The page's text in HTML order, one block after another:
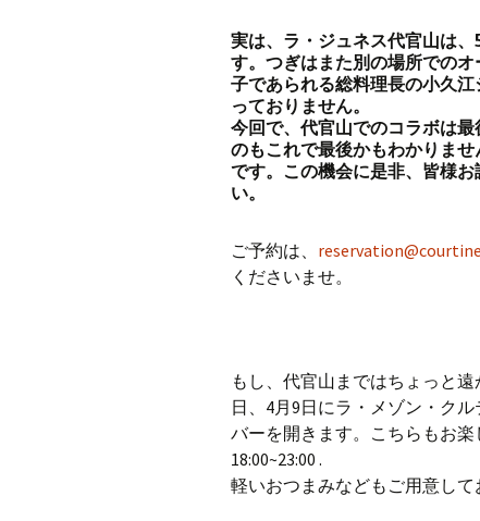
実は、ラ・ジュネス代官山は
す。つぎはまた別の場所での
子であられる総料理長の小久
っておりません。
今回で、代官山でのコラボは
のもこれで最後かもわかりま
です。この機会に是非、皆様
い。
ご予約は、
くださいませ。
もし、代官山まではちょっと
日、4月9日にラ・メゾン・ク
バーを開きます。こちらもお楽
18:00~23:00 .
軽いおつまみなどもご用意して